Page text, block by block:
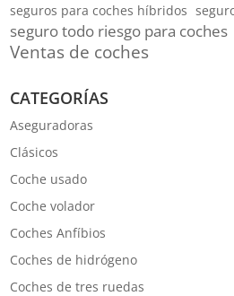
seguros para coches híbridos
seguro todo riesgo para coches
Ventas de coches
CATEGORÍAS
Aseguradoras
Clásicos
Coche usado
Coche volador
Coches Anfíbios
Coches de hidrógeno
Coches de tres ruedas